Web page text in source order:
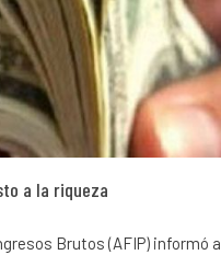
a la riqueza
Brutos (AFIP) informó a